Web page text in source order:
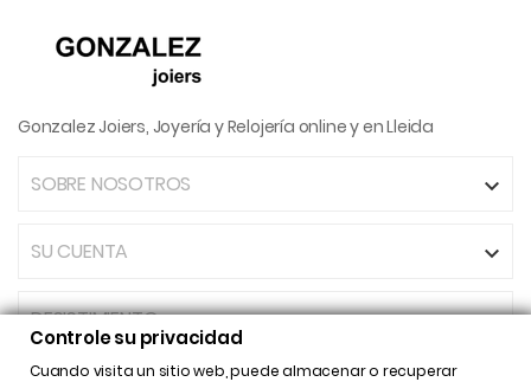
Gonzalez Joiers, Joyería y Relojería online y en Lleida
SOBRE NOSOTROS 
SU CUENTA 
DESISTIMIENTO
Controle su privacidad
Cuando visita un sitio web, puede almacenar o recuperar